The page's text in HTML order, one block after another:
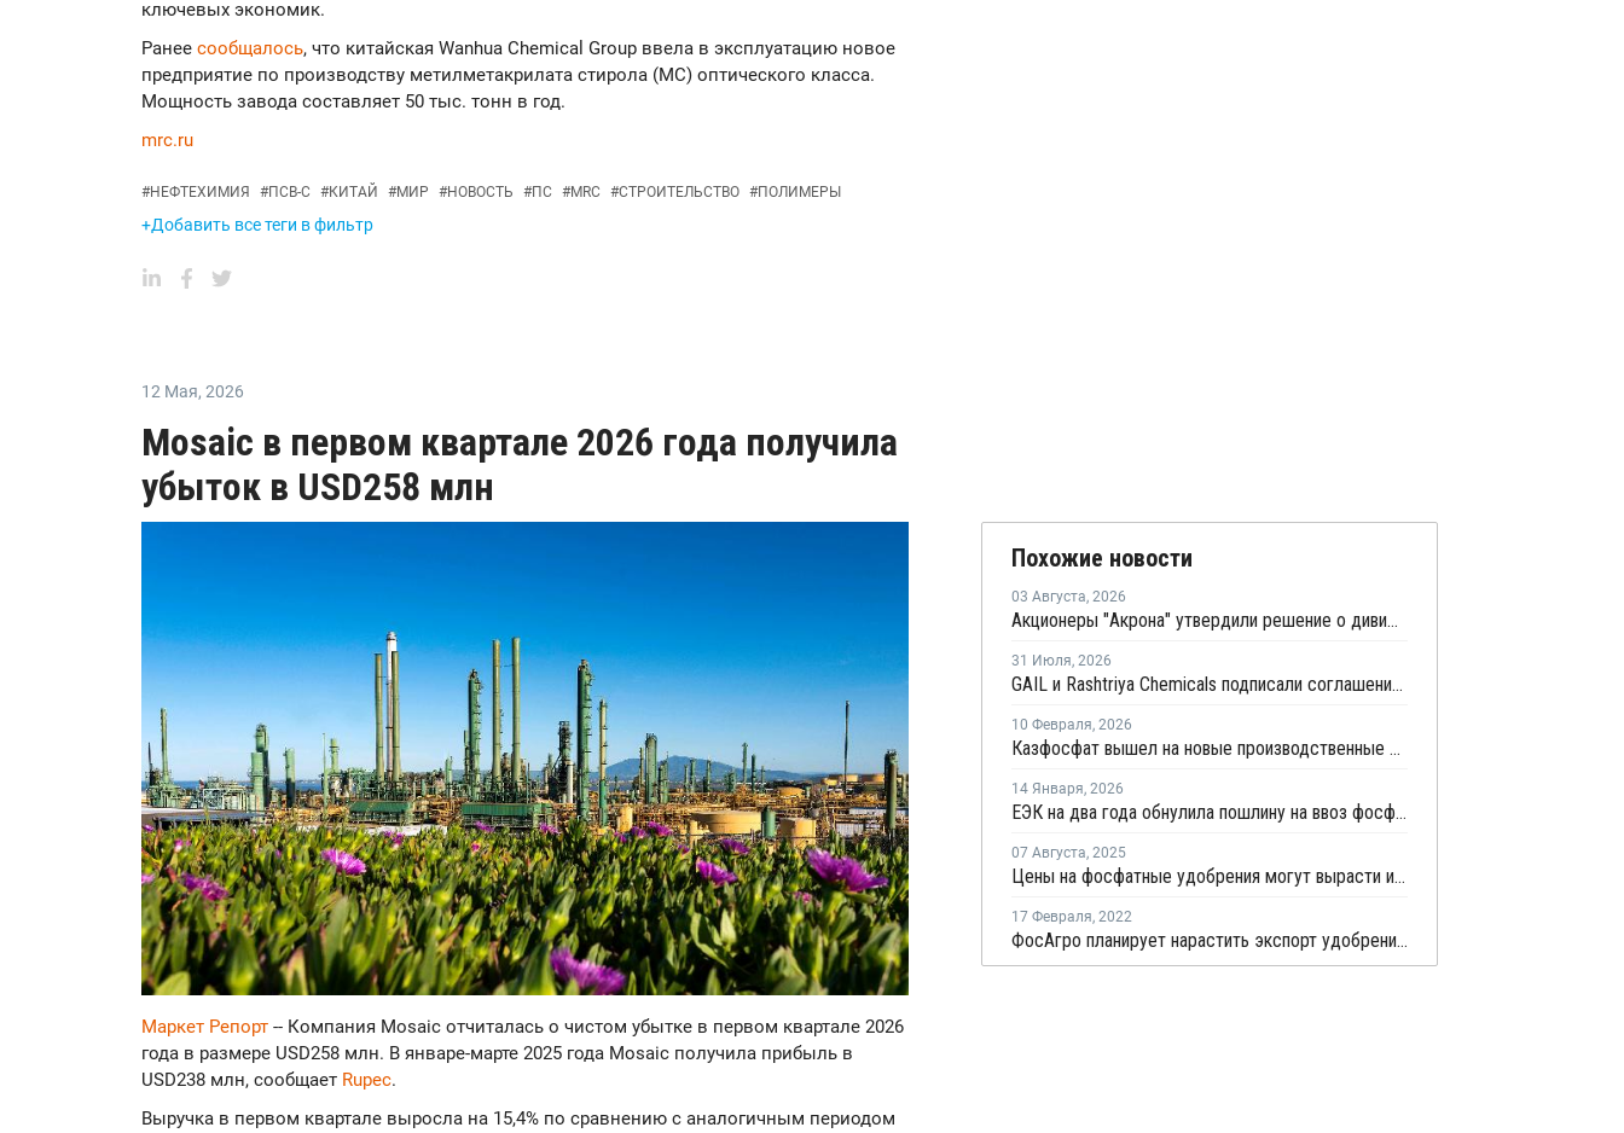
ключевых экономик.
Ранее сообщалось, что китайская Wanhua Chemical Group ввела в эксплуатацию новое
предприятие по производству метилметакрилата стирола (МС) оптического класса.
Мощность завода составляет 50 тыс. тонн в год.
mrc.ru
#НЕФТЕХИМИЯ #ПСВ-С #КИТАЙ #МИР #НОВОСТЬ #ПС #MRC #СТРОИТЕЛЬСТВО #ПОЛИМЕРЫ
+Добавить все теги в фильтр
12 Мая, 2026
Mosaic в первом квартале 2026 года получила
убыток в USD258 млн
Маркет Репорт -- Компания Mosaic отчиталась о чистом убытке в первом квартале 2026
года в размере USD258 млн. В январе-марте 2025 года Mosaic получила прибыль в
USD238 млн, сообщает Rupec.
Выручка в первом квартале выросла на 15,4% по сравнению с аналогичным периодом
Похожие новости
03 Августа, 2026
Акционеры "Акрона" утвердили решение о дивидендах в 235 рублей на акцию
31 Июля, 2026
GAIL и Rashtriya Chemicals подписали соглашение о проекте по производству удобрений на основе природного газа
10 Февраля, 2026
Казфосфат вышел на новые производственные максимумы
14 Января, 2026
ЕЭК на два года обнулила пошлину на ввоз фосфатов для производства удобрений
07 Августа, 2025
Цены на фосфатные удобрения могут вырасти из-за новых пошлин в США
17 Февраля, 2022
ФосАгро планирует нарастить экспорт удобрений в Бразилию на фоне санкций США